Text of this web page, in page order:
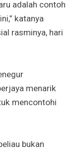
adalah contoh
katanya
rasminya, hari
menarik
mencontohi
bukan